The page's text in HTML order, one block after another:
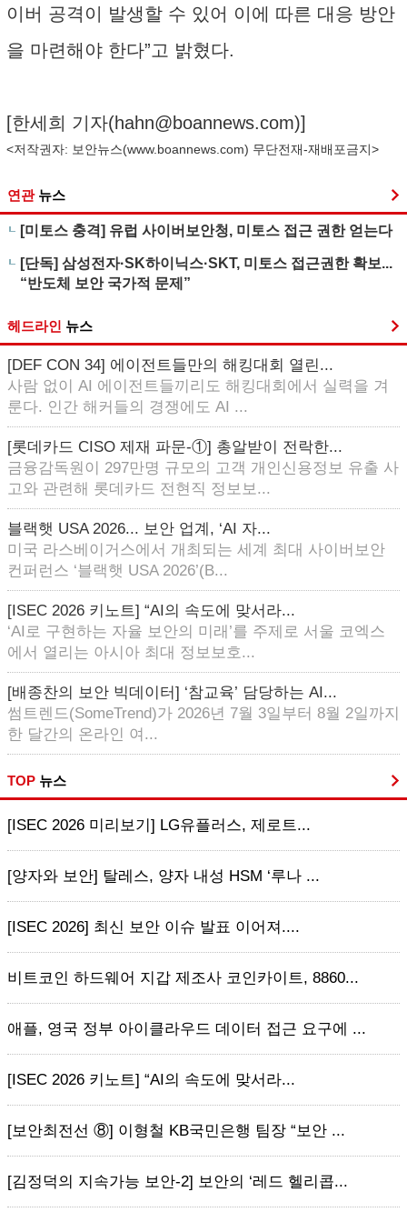
이버 공격이 발생할 수 있어 이에 따른 대응 방안
을 마련해야 한다”고 밝혔다.
[한세희 기자(hahn@boannews.com)]
<저작권자: 보안뉴스(www.boannews.com) 무단전재-재배포금지>
연관 뉴스
[미토스 충격] 유럽 사이버보안청, 미토스 접근 권한 얻는다
[단독] 삼성전자·SK하이닉스·SKT, 미토스 접근권한 확보...
“반도체 보안 국가적 문제”
헤드라인 뉴스
[DEF CON 34] 에이전트들만의 해킹대회 열린...
사람 없이 AI 에이전트들끼리도 해킹대회에서 실력을 겨
룬다. 인간 해커들의 경쟁에도 AI ...
[롯데카드 CISO 제재 파문-①] 총알받이 전락한...
금융감독원이 297만명 규모의 고객 개인신용정보 유출 사
고와 관련해 롯데카드 전현직 정보보...
블랙햇 USA 2026... 보안 업계, ‘AI 자...
미국 라스베이거스에서 개최되는 세계 최대 사이버보안
컨퍼런스 ‘블랙햇 USA 2026’(B...
[ISEC 2026 키노트] “AI의 속도에 맞서라...
‘AI로 구현하는 자율 보안의 미래’를 주제로 서울 코엑스
에서 열리는 아시아 최대 정보보호...
[배종찬의 보안 빅데이터] ‘참교육’ 담당하는 AI...
썸트렌드(SomeTrend)가 2026년 7월 3일부터 8월 2일까지
한 달간의 온라인 여...
TOP 뉴스
[ISEC 2026 미리보기] LG유플러스, 제로트...
[양자와 보안] 탈레스, 양자 내성 HSM ‘루나 ...
[ISEC 2026] 최신 보안 이슈 발표 이어져....
비트코인 하드웨어 지갑 제조사 코인카이트, 8860...
애플, 영국 정부 아이클라우드 데이터 접근 요구에 ...
[ISEC 2026 키노트] “AI의 속도에 맞서라...
[보안최전선 ⑧] 이형철 KB국민은행 팀장 “보안 ...
[김정덕의 지속가능 보안-2] 보안의 ‘레드 헬리콥...